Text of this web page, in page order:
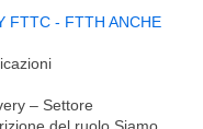
FTTC - FTTH ANCHE
– Settore